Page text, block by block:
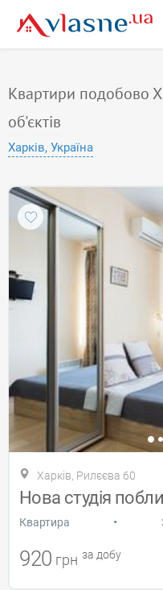
Квартири подобово
об'єктів
Харків, Україна
Харків, Рилєєва 60
Квартира •
920 грн за добу